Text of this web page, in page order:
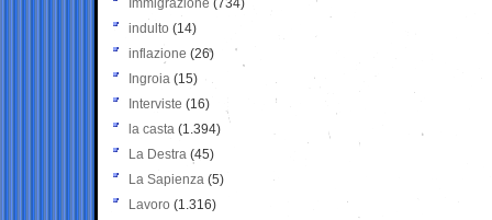
Immigrazione (734)
indulto (14)
inflazione (26)
Ingroia (15)
Interviste (16)
la casta (1.394)
La Destra (45)
La Sapienza (5)
Lavoro (1.316)